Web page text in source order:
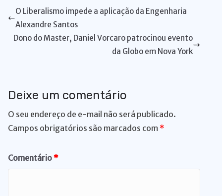
p
p
o
o
n y n
k
m s
di
t
e
n
g
bl
r
t l l e
O Liberalismo impede a aplicação da Engenharia
Alexandre Santos
Dono do Master, Daniel Vorcaro patrocinou evento
da Globo em Nova York
Deixe um comentário
O seu endereço de e-mail não será publicado.
Campos obrigatórios são marcados com *
Comentário*